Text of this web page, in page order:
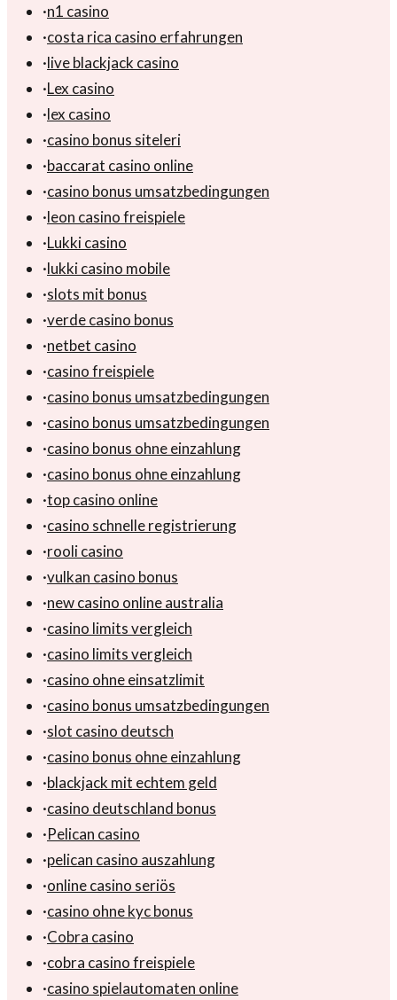
·n1 casino
·costa rica casino erfahrungen
·live blackjack casino
·Lex casino
·lex casino
·casino bonus siteleri
·baccarat casino online
·casino bonus umsatzbedingungen
·leon casino freispiele
·Lukki casino
·lukki casino mobile
·slots mit bonus
·verde casino bonus
·netbet casino
·casino freispiele
·casino bonus umsatzbedingungen
·casino bonus umsatzbedingungen
·casino bonus ohne einzahlung
·casino bonus ohne einzahlung
·top casino online
·casino schnelle registrierung
·rooli casino
·vulkan casino bonus
·new casino online australia
·casino limits vergleich
·casino limits vergleich
·casino ohne einsatzlimit
·casino bonus umsatzbedingungen
·slot casino deutsch
·casino bonus ohne einzahlung
·blackjack mit echtem geld
·casino deutschland bonus
·Pelican casino
·pelican casino auszahlung
·online casino seriös
·casino ohne kyc bonus
·Cobra casino
·cobra casino freispiele
·casino spielautomaten online